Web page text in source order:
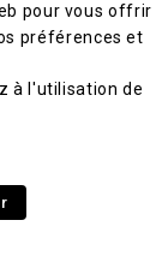
pour vous offrir
préférences et
à l'utilisation de